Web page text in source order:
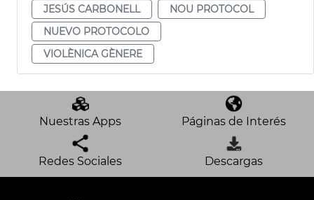
JESÚS CARBONELL
NOU PROTOCOL
NUEVO PROTOCOLO
VIOLÈNICA GÈNERE
Nuestras Apps Páginas de Interés
Redes Sociales Descargas